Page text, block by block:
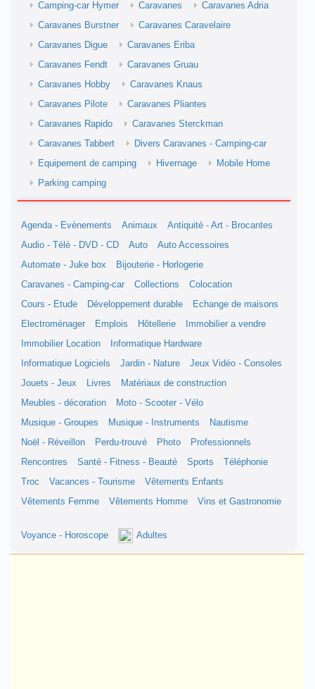
Camping-car Hymer
Caravanes
Caravanes Adria
Caravanes Burstner
Caravanes Caravelaire
Caravanes Digue
Caravanes Eriba
Caravanes Fendt
Caravanes Gruau
Caravanes Hobby
Caravanes Knaus
Caravanes Pilote
Caravanes Pliantes
Caravanes Rapido
Caravanes Sterckman
Caravanes Tabbert
Divers Caravanes - Camping-car
Equipement de camping
Hivernage
Mobile Home
Parking camping
Agenda - Evènements Animaux
Antiquité - Art - Brocantes
Audio - Télé - DVD - CD
Auto
Auto Accessoires
Automate - Juke box
Bijouterie - Horlogerie
Caravanes - Camping-car
Collections
Colocation
Cours - Etude
Développement durable
Echange de maisons
Electroménager
Emplois Hôtellerie
Immobilier a vendre
Immobilier Location
Informatique Hardware
Informatique Logiciels
Jardin - Nature
Jeux Vidéo - Consoles
Jouets - Jeux
Livres
Matériaux de construction
Meubles - décoration
Moto - Scooter - Vélo
Musique - Groupes
Musique - Instruments
Nautisme
Noël - Réveillon
Perdu-trouvé Photo
Professionnels
Rencontres
Santé - Fitness - Beauté Sports
Téléphonie
Troc
Vacances - Tourisme
Vêtements Enfants
Vêtements Femme
Vêtements Homme Vins et Gastronomie
Voyance - Horoscope Adultes